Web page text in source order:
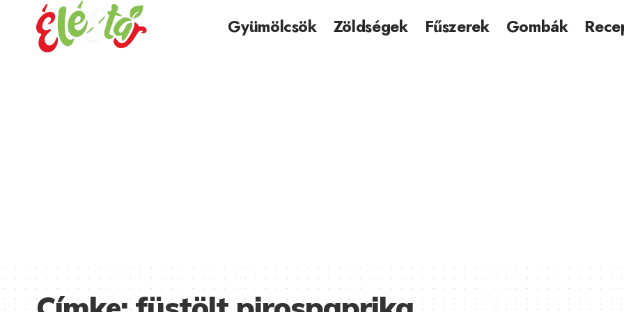
Gyümölcsök Zöldségek Fűszerek Gombák